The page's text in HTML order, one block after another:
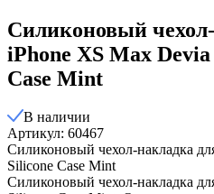
Силиконовый
iPhone XS Max
Case Mint
В наличии
Артикул: 60467
Силиконовый чехол-накладка
Silicone Case Mint
Силиконовый чехол-накладка